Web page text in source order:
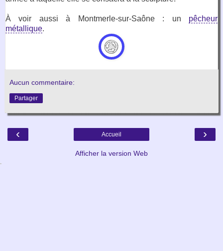
À voir aussi à Montmerle-sur-Saône : un pêcheur
métallique.
Aucun commentaire:
Partager
‹ ›
Accueil
Afficher la version Web